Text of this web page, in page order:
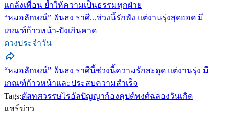
แกล้งเพื่อน ย้ำให้ความเป็นธรรมทุกฝ่าย
“หมอลักษณ์” ฟันธง ราศี...ช่วงนี้รักพัง แต่งานรุ่งสุดยอด มี
เกณฑ์ก้าวหน้า-ปังเกินคาด
ดวงประจำวัน
“หมอลักษณ์” ฟันธง ราศีนี้ช่วงนี้ความรักสะดุด แต่งานรุ่ง มี
เกณฑ์ก้าวหน้าและประสบความสำเร็จ
Tags:ตัสทศวรรษไรอัลปัญญาก้องคุปต์พงศ์ฉลองวันเกิด
แชร์ข่าว